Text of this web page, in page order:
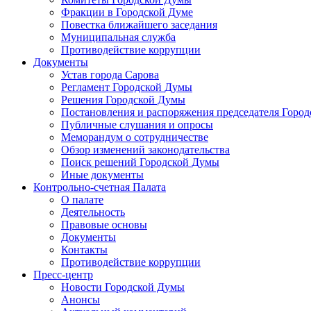
Фракции в Городской Думе
Повестка ближайшего заседания
Муниципальная служба
Противодействие коррупции
Документы
Устав города Сарова
Регламент Городской Думы
Решения Городской Думы
Постановления и распоряжения председателя
Публичные слушания и опросы
Меморандум о сотрудничестве
Обзор изменений законодательства
Поиск решений Городской Думы
Иные документы
Контрольно-счетная Палата
О палате
Деятельность
Правовые основы
Документы
Контакты
Противодействие коррупции
Пресс-центр
Новости Городской Думы
Анонсы